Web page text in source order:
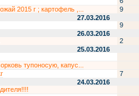
2015 г ; картофель ,...
9
27.03.2016
9
26.03.2016
2
25.03.2016
тупоносую, капус...
7
24.03.2016